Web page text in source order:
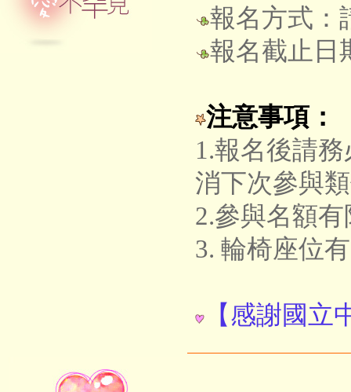
報名方式：
報名截止日
注意事項：
1.報名後請
消下次參與
2.參與名額
3. 輪椅座位
【感謝國